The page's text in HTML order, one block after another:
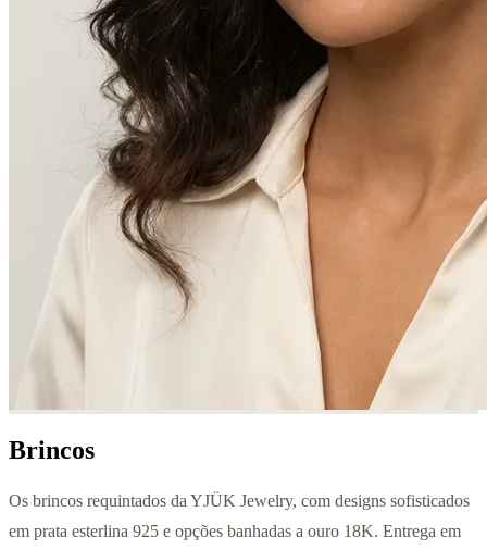
Brincos
Os brincos requintados da YJÜK Jewelry, com designs sofisticados
em prata esterlina 925 e opções banhadas a ouro 18K. Entrega em